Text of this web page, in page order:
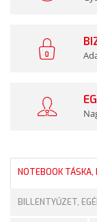
NOTEBOOK
BILLENTYŰZET,